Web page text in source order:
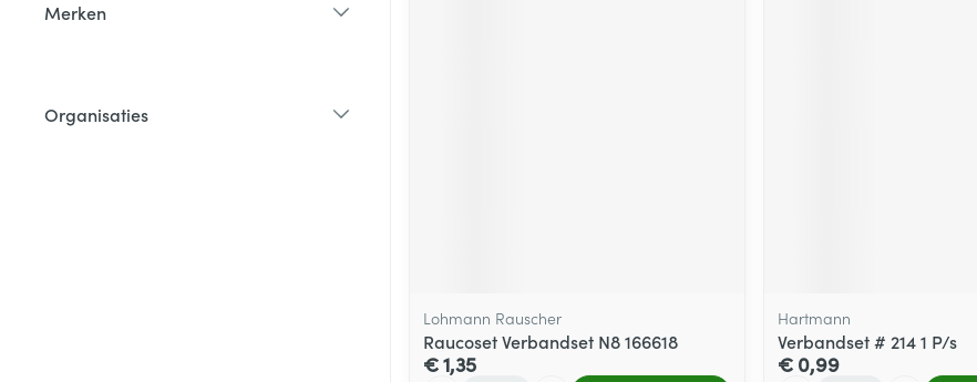
Merken
Organisaties
Lohmann Rauscher
Raucoset Verbandset N8 166618
€ 1,35
Hartmann
Verbandset # 214 1 P/s
€ 0,99